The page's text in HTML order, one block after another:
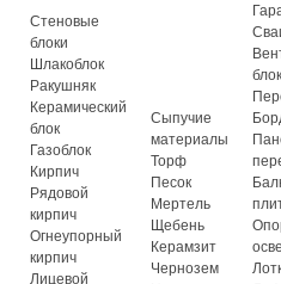
Стеновые
блоки
Шлакоблок
Ракушняк
Керамический
блок
Газоблок
Кирпич
Рядовой
кирпич
Огнеупорный
кирпич
Лицевой
Сыпучие
материалы
Торф
Песок
Мертель
Щебень
Керамзит
Чернозем